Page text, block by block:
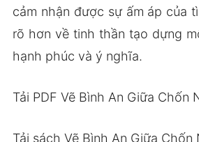
cảm nhận được sự ấm áp của
rõ hơn về tinh thần tạo dựng
hạnh phúc và ý nghĩa.
Tải PDF Vẽ Bình An Giữa Chốn
Tải sách Vẽ Bình An Giữa Chốn